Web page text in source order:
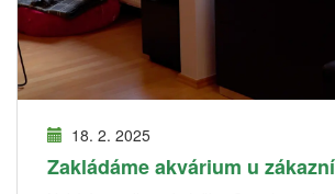
18. 2. 2025
Zakládáme akvárium u